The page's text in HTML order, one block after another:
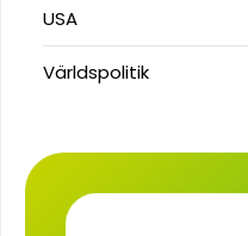
USA
Världspolitik